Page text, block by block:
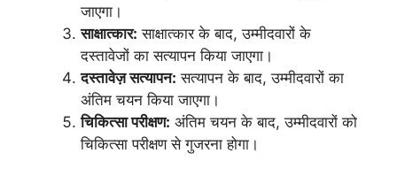
जाएगा।
साक्षात्कार: साक्षात्कार के बाद, उम्मीदवारों के
दस्तावेजों का सत्यापन किया जाएगा।
दस्तावेज़ सत्यापन: सत्यापन के बाद, उम्मीदवारों का
अंतिम चयन किया जाएगा।
चिकित्सा परीक्षण: अंतिम चयन के बाद, उम्मीदवारों को
चिकित्सा परीक्षण से गुजरना होगा।